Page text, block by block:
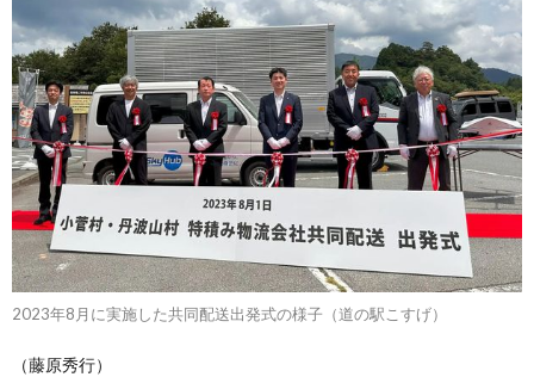
2023年8月に実施した共同配送出発式の様子（道の駅こすげ）
（藤原秀行）